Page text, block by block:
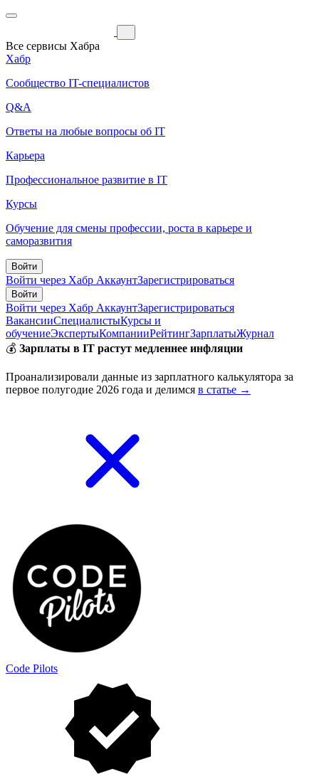
Все сервисы Хабра
Хабр
Сообщество IT-специалистов
Q&A
Ответы на любые вопросы об IT
Карьера
Профессиональное развитие в IT
Курсы
Обучение для смены профессии, роста в карьере и
саморазвития
Войти
Войти через Хабр АккаунтЗарегистрироваться
Войти
Войти через Хабр АккаунтЗарегистрироваться
ВакансииСпециалистыКурсы и
обучениеЭкспертыКомпанииРейтингЗарплатыЖурнал
💰 Зарплаты в IT растут медленнее инфляции
Проанализировали данные из зарплатного калькулятора за
первое полугодие 2026 года и делимся в статье →
Code Pilots